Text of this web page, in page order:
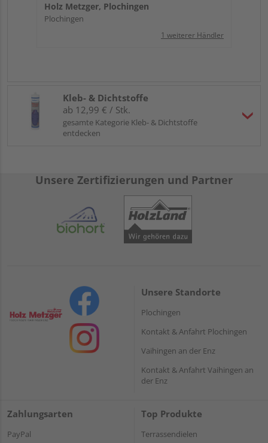
Holz Metzger, Plochingen
Plochingen
1 weiterer Händler
Kleb- & Dichtstoffe
ab 12,99 € / Stk.
gesamte Kategorie Kleb- & Dichtstoffe
entdecken
Unsere Zertifizierungen und Partner
Unsere Standorte
Plochingen
Kontakt & Anfahrt Plochingen
Vaihingen an der Enz
Kontakt & Anfahrt Vaihingen an
der Enz
Zahlungsarten
PayPal
Top Produkte
Terrassendielen